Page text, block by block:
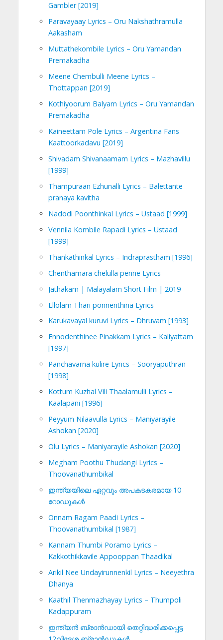
Gambler [2019]
Paravayaay Lyrics – Oru Nakshathramulla
Aakasham
Muttathekombile Lyrics – Oru Yamandan
Premakadha
Meene Chembulli Meene Lyrics –
Thottappan [2019]
Kothiyoorum Balyam Lyrics – Oru Yamandan
Premakadha
Kaineettam Pole Lyrics – Argentina Fans
Kaattoorkadavu [2019]
Shivadam Shivanaamam Lyrics – Mazhavillu
[1999]
Thampuraan Ezhunalli Lyrics – Balettante
pranaya kavitha
Nadodi Poonthinkal Lyrics – Ustaad [1999]
Vennila Kombile Rapadi Lyrics – Ustaad
[1999]
Thankathinkal Lyrics – Indraprastham [1996]
Chenthamara chelulla penne Lyrics
Jathakam | Malayalam Short Film | 2019
Ellolam Thari ponnenthina Lyrics
Karukavayal kuruvi Lyrics – Dhruvam [1993]
Ennodenthinee Pinakkam Lyrics – Kaliyattam
[1997]
Panchavarna kulire Lyrics – Sooryaputhran
[1998]
Kottum Kuzhal Vili Thaalamulli Lyrics –
Kaalapani [1996]
Peyyum Nilaavulla Lyrics – Maniyarayile
Ashokan [2020]
Olu Lyrics – Maniyarayile Ashokan [2020]
Megham Poothu Thudangi Lyrics –
Thoovanathumbikal
ഇന്ത്യയിലെ ഏറ്റവും അപകടകരമായ 10
റോഡുകൾ
Onnam Ragam Paadi Lyrics –
Thoovanathumbikal [1987]
Kannam Thumbi Poramo Lyrics –
Kakkothikkavile Appooppan Thaadikal
Arikil Nee Undayirunnenkil Lyrics – Neeyethra
Dhanya
Kaathil Thenmazhayay Lyrics – Thumpoli
Kadappuram
ഇന്ത്യൻ ബ്രാൻഡായി തെറ്റിദ്ധരിക്കപ്പെട്ട